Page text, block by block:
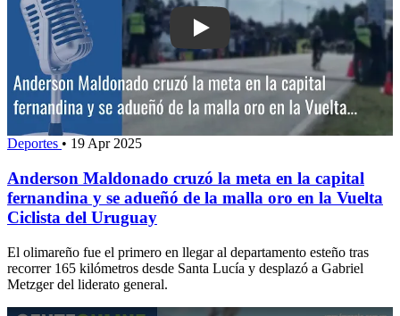
Play: Anderson Maldonado cruzó la
Deportes • 19 Apr 2025
Anderson Maldonado cruzó la meta en la capital
fernandina y se adueñó de la malla oro en la Vuelta
Ciclista del Uruguay
El olimareño fue el primero en llegar al departamento esteño tras
recorrer 165 kilómetros desde Santa Lucía y desplazó a Gabriel
Metzger del liderato general.